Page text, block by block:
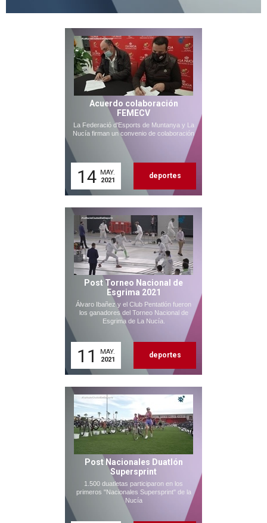
Acuerdo colaboración
FEMECV
La Federació d'Esports de Muntanya y La
Nucía firman un convenio de colaboración
14 MAY.
2021
deportes
Post Torneo Nacional de
Esgrima 2021
Álvaro Ibañez y el Club Pentatlón fueron
los ganadores del Torneo Nacional de
Esgrima de La Nucía.
11
MAY.
2021
deportes
Post Nacionales Duatlón
Supersprint
1.500 duatletas participaron en los
primeros "Nacionales Supersprint" de la
Nucía